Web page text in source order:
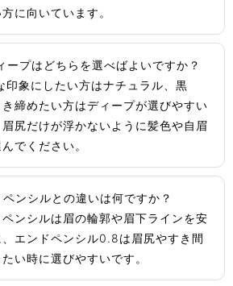
に向いています。
ープはどちらを選べばよいですか？
印象にしたい方はナチュラル、黒
締めたい方はディープが選びやすい
尻だけが浮かないように髪色や自眉
でください。
ンシルとの違いは何ですか？
ンシルは眉の輪郭や眉下ラインを安
エンドペンシル0.8は眉尻やすき間
い時に選びやすいです。